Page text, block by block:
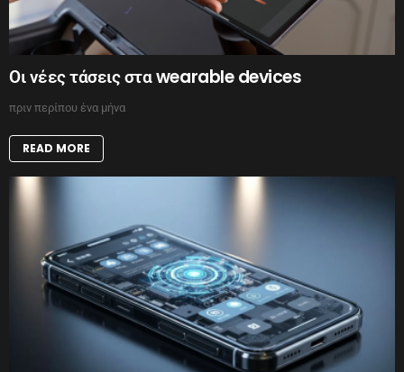
Οι νέες τάσεις στα wearable devices
πριν περίπου ένα μήνα
READ MORE